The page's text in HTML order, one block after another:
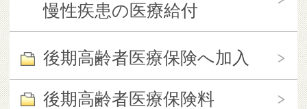
慢性疾患の医療給付
後期高齢者医療保険へ加入
後期高齢者医療保険料